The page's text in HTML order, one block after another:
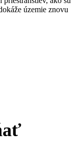
územie znovu